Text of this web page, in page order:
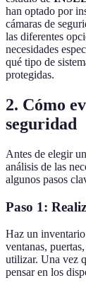
han optado por
cámaras de
las diferentes
necesidades
qué tipo de
protegidas.
2. Cómo
seguridad
Antes de elegir
análisis de las
algunos pasos
Paso 1:
Haz un
ventanas,
utilizar. Una vez
pensar en los